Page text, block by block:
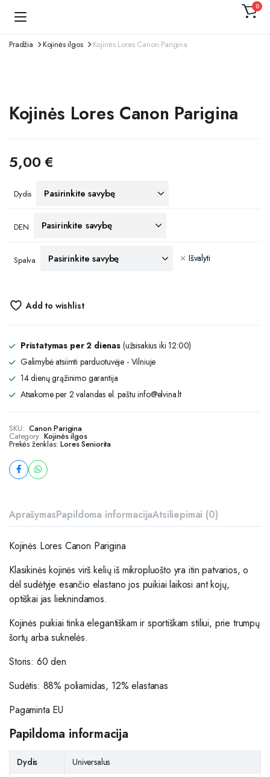
0
Pradžia Kojinės ilgos Kojinės Lores Canon Parigina
Kojinės Lores Canon Parigina
5,00€
Dydis
DEN
Spalva Išvalyti
Add to wishlist
Pristatymas per 2 dienas (užsisakius iki 12:00)
Galimybė atsiimti parduotuvėje - Vilniuje
14 dienų grąžinimo garantija
Atsakome per 2 valandas el. paštu info@elvina.lt
SKU: Canon Parigina
Category: Kojinės ilgos
Prekės ženklas:Lores Seniorita
AprašymasPapildoma informacijaAtsiliepimai (0)
Kojinės Lores Canon Parigina
Klasikinės kojinės virš kelių iš mikropluošto yra itin patvarios, o
dėl sudėtyje esančio elastano jos puikiai laikosi ant kojų,
optiškai jas lieknindamos.
Kojinės puikiai tinkaelegantiškam ir sportiškam stiliui, prie trumpų
šortų arba suknelės.
Storis: 60 den
Sudėtis: 88% poliamidas, 12% elastanas
Pagaminta EU
Papildoma informacija
Dydis
Universalus